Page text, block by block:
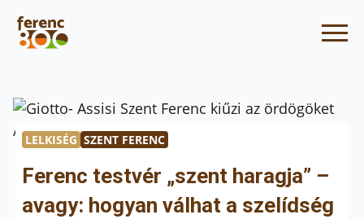
LELKISÉG SZENT FERENC
Ferenc testvér „szent haragja” –
avagy: hogyan válhat a szelídség